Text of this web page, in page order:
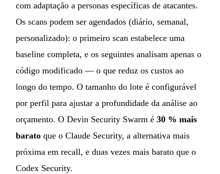
com adaptação a personas específicas de atacantes.
Os scans podem ser agendados (diário, semanal,
personalizado): o primeiro scan estabelece uma
baseline completa, e os seguintes analisam apenas o
código modificado — o que reduz os custos ao
longo do tempo. O tamanho do lote é configurável
por perfil para ajustar a profundidade da análise ao
orçamento. O Devin Security Swarm é 30 % mais
barato que o Claude Security, a alternativa mais
próxima em recall, e duas vezes mais barato que o
Codex Security.